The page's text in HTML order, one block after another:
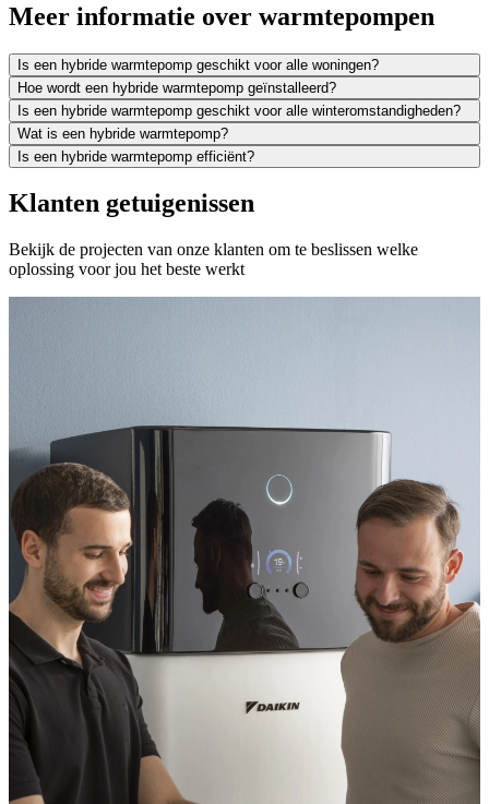
Meer informatie over warmtepompen
Is een hybride warmtepomp geschikt voor alle woningen?
Hoe wordt een hybride warmtepomp geïnstalleerd?
Is een hybride warmtepomp geschikt voor alle winteromstandigheden?
Wat is een hybride warmtepomp?
Is een hybride warmtepomp efficiënt?
Klanten getuigenissen
Bekijk de projecten van onze klanten om te beslissen welke
oplossing voor jou het beste werkt